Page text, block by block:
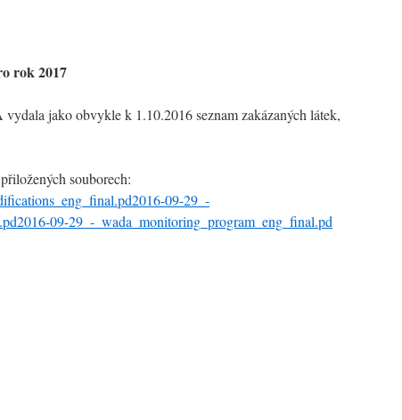
rok 2017
jako obvykle k 1.10.2016 seznam zakázaných látek,
souborech:
2016-09-29_-
2016-09-29_-_wada_monitoring_program_eng_final.pd